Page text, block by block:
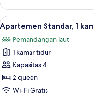
Apartemen
Comfort,
1
kamar
tidur
Lihat
semua
foto
untuk
Apartemen
Standar,
1
13
Apartemen Standar, 1
Pemandangan laut
1 kamar tidur
Kapasitas 4
2 queen
Wi-Fi Gratis